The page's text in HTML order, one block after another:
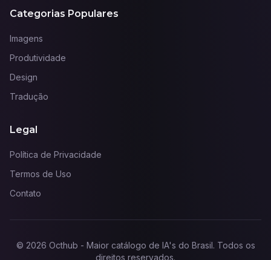
Categorias Populares
Imagens
Produtividade
Design
Tradução
Legal
Política de Privacidade
Termos de Uso
Contato
© 2026 Octhub - Maior catálogo de IA's do Brasil. Todos os
direitos reservados.